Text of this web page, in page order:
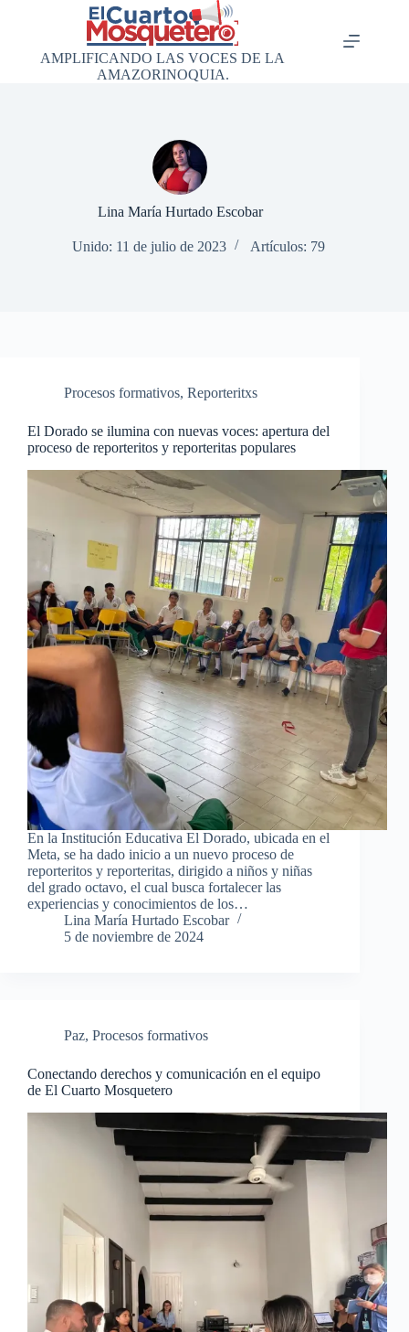
AMPLIFICANDO LAS VOCES DE LA
AMAZORINOQUIA.
Lina María Hurtado Escobar
Unido: 11 de julio de 2023 Artículos: 79
Procesos formativos, Reporteritxs
El Dorado se ilumina con nuevas voces: apertura del
proceso de reporteritos y reporteritas populares
En la Institución Educativa El Dorado, ubicada en el
Meta, se ha dado inicio a un nuevo proceso de
reporteritos y reporteritas, dirigido a niños y niñas
del grado octavo, el cual busca fortalecer las
experiencias y conocimientos de los…
Lina María Hurtado Escobar
5 de noviembre de 2024
Paz, Procesos formativos
Conectando derechos y comunicación en el equipo
de El Cuarto Mosquetero